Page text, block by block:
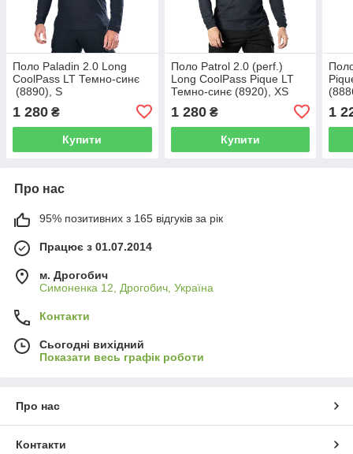
Поло Paladin 2.0 Long
CoolPass LT Темно-синє
(8890), S
1 280 ₴
Купити
Поло Patrol 2.0 (perf.)
Long CoolPass Pique LT
Темно-синє (8920), XS
1 280₴
Купити
1
Про нас
95% позитивних з 165 відгуків за рік
Працює з 01.07.2014
м. Дрогобич
Симоненка 12, Дрогобич, Україна
Контакти
Сьогодні вихідний
Показати весь графік роботи
Про нас
Контакти